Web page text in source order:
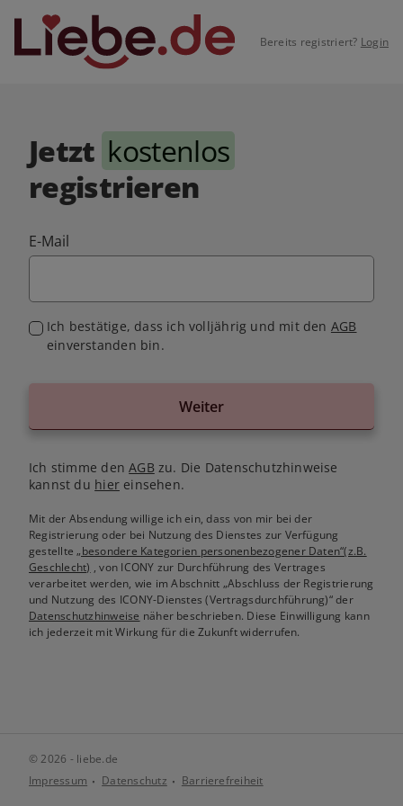
Bereits registriert? Login
Jetzt kostenlos
registrieren
E-Mail
Ich bestätige, dass ich volljährig und mit den AGB
einverstanden bin.
Weiter
Ich stimme denAGB zu. Die Datenschutzhinweise
kannst du hiereinsehen.
Mit der Absendung willige ich ein, dass von mir bei der
Registrierung oder bei Nutzung des Dienstes zur Verfügung
gestellte„besondere Kategorien personenbezogener Daten“(z.B.
Geschlecht) , von ICONY zur Durchführung des Vertrages
verarbeitet werden, wie im Abschnitt „Abschluss der Registrierung
und Nutzung des ICONY-Dienstes (Vertragsdurchführung)“ der
Datenschutzhinweise näher beschrieben. Diese Einwilligung kann
ich jederzeit mit Wirkung für die Zukunft widerrufen.
© 2026 - liebe.de
Impressum
Datenschutz Barrierefreiheit